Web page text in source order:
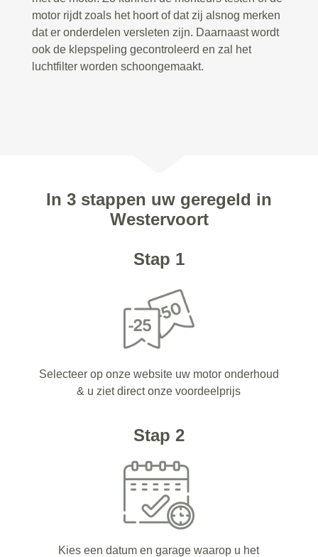
motor rijdt zoals het hoort of dat zij alsnog merken
dat er onderdelen versleten zijn. Daarnaast wordt
ook de klepspeling gecontroleerd en zal het
luchtfilter worden schoongemaakt.
In 3 stappen uw geregeld in
Westervoort
Stap 1
Selecteer op onze website uw motor onderhoud
& u ziet direct onze voordeelprijs
Stap 2
Kies een datum en garage waarop u het